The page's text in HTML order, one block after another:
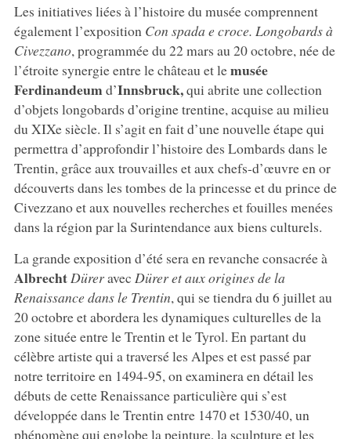
Les initiatives liées à l’histoire du musée comprennent
également l’exposition Con spada ecroce. Longobardsà
Civezzano, programmée du 22 mars au 20 octobre, née de
l’étroite synergie entre le château et lemusée
Ferdinandeumd’Innsbruck,qui abrite une collection
d’objets longobards d’origine trentine, acquise au milieu
du XIXe siècle. Il s’agit en fait d’une nouvelle étape qui
permettra d’approfondir l’histoire des Lombards dans le
Trentin, grâce aux trouvailles et aux chefs-d’œuvre en or
découverts dans les tombes de la princesse et du prince de
Civezzano et aux nouvelles recherches et fouilles menées
dans la région par la Surintendance aux biens culturels.
La grande exposition d’été sera en revanche consacrée à
Albrecht Düreravec Düreret aux origines de la
Renaissance dans le Trentin, qui se tiendra du 6 juillet au
20 octobre et abordera les dynamiques culturelles de la
zone située entre le Trentin et le Tyrol. En partant du
célèbre artiste qui a traversé les Alpes et est passé par
notre territoire en 1494-95, on examinera en détail les
débuts de cette Renaissance particulière qui s’est
développée dans le Trentin entre 1470 et 1530/40, un
phénomène qui englobe la peinture, la sculpture et les